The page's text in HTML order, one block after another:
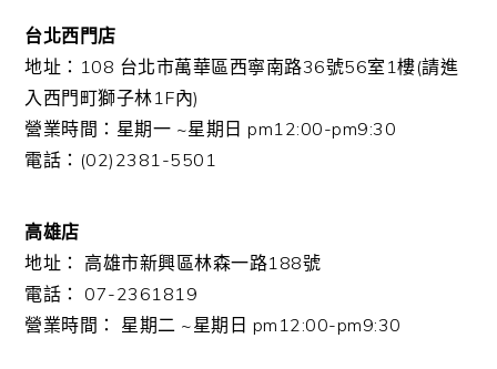
台北西門店
地址：108 台北市萬華區西寧南路36號56室1樓(請進
入西門町獅子林1F內)
營業時間：星期一 ~星期日 pm12:00-pm9:30
電話：(02)2381-5501
高雄店
地址： 高雄市新興區林森一路188號
電話： 07-2361819
營業時間： 星期二 ~星期日 pm12:00-pm9:30